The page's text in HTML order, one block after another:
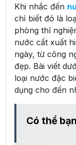
Khi nhắc đến
chỉ biết đó là
phòng thí
nước cất xuất
ngày, từ công
đẹp. Bài viết
loại nước đặc
dụng cho đến
Có thể